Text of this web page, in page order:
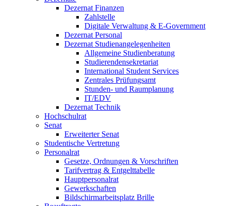
Dezernat Finanzen
Zahlstelle
Digitale Verwaltung & E-Government
Dezernat Personal
Dezernat Studienangelegenheiten
Allgemeine Studienberatung
Studierendensekretariat
International Student Services
Zentrales Prüfungsamt
Stunden- und Raumplanung
IT/EDV
Dezernat Technik
Hochschulrat
Senat
Erweiterter Senat
Studentische Vertretung
Personalrat
Gesetze, Ordnungen & Vorschriften
Tarifvertrag & Entgelttabelle
Hauptpersonalrat
Gewerkschaften
Bildschirmarbeitsplatz Brille